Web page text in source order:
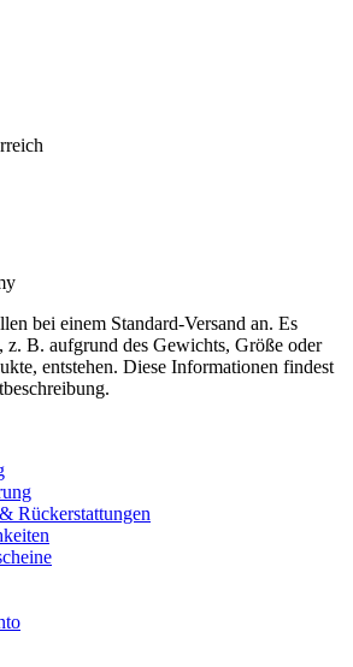
bei einem Standard-Versand an. Es
z. B. aufgrund des Gewichts, Größe oder
entstehen. Diese Informationen findest
Rückerstattungen